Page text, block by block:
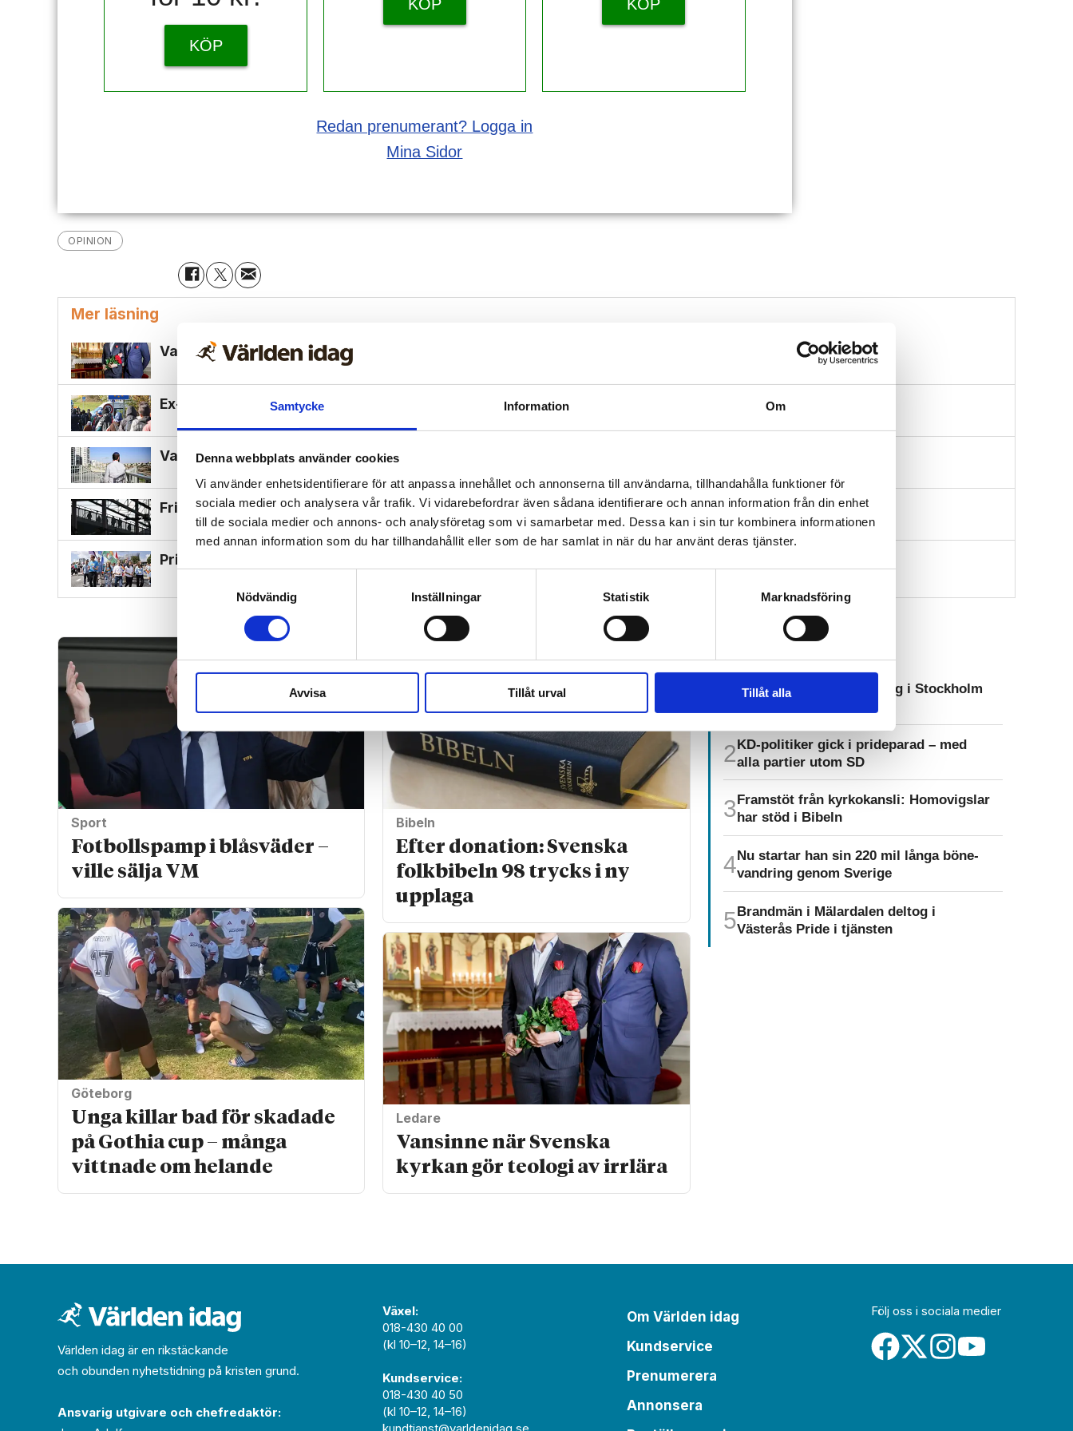
Samtycke Information Om
Denna webbplats använder cookies
Vi använder enhetsidentifierare för att anpassa innehållet och annonserna till användarna, tillhandahålla funktioner för
sociala medier och analysera vår trafik. Vi vidarebefordrar även sådana identifierare och annan information från din enhet
till de sociala medier och annons- och analysföretag som vi samarbetar med. Dessa kan i sin tur kombinera informationen
med annan information som du har tillhandahållit eller som de har samlat in när du har använt deras tjänster.
Nödvändig
Inställningar Statistik Marknadsföring
Avvisa Tillåt urval Tillåt alla
KÖP
KÖP KÖP
Redan prenumerant? Logga in
Mina Sidor
OPINION
Mer läsning
Vansinne när Svenska kyrkan gör teologi av irrlära
Ex-muslimer kan bli bro mellan Europa och muslimer
Vad är egentligen sant om "bosättarvåld"?
Frihet är inte att bejaka alla sina begär
Priderörelsen i allt tydligare konflikt med opinion och verklighet
Sport
Fotbollspamp i blåsväder –
ville sälja VM
Göteborg
Unga killar bad för skadade
på Gothia cup – många
vittnade om helande
Bibeln
Efter donation: Svenska
folkbibeln 98 trycks i ny
upplaga
Ledare
Vansinne när Svenska
kyrkan gör teologi av irrlära
Offentligt anställda deltog i Stockholm
KD-politiker gick i prideparad – med
alla partier utom SD
Framstöt från kyrkokansli: Homo­vigslar
har stöd i Bibeln
Nu startar han sin 220 mil långa böne­
vandring genom Sverige
Brandmän i Mälardalen deltog i
Västerås Pride i tjänsten
Världen idag är en rikstäckande
och obunden nyhets­­­tidning på kristen grund.
Ansvarig utgivare och chef­redaktör:
Växel:
018-430 40 00
(kl 10–12, 14–16)
Kundservice:
018-430 40 50
(kl 10–12, 14–16)
Om Världen idag
Kundservice
Prenumerera
Annonsera
Följ oss i sociala medier